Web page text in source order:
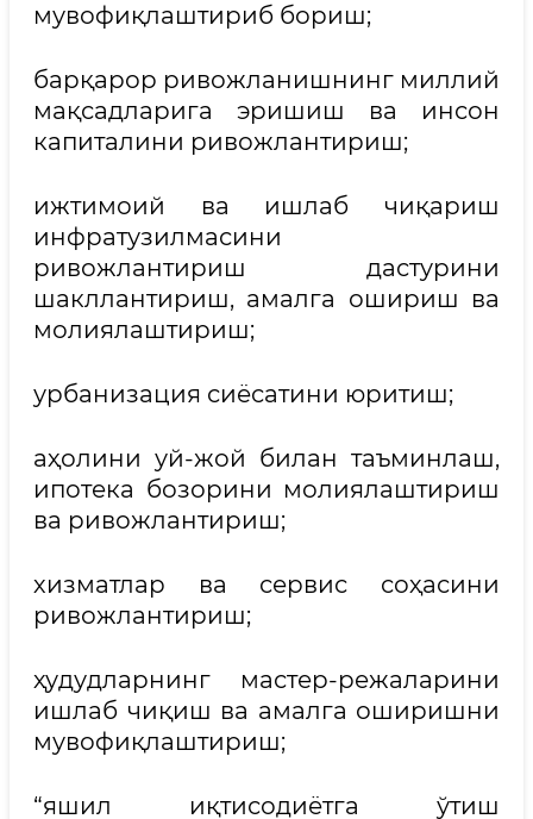
мувофиқлаштириб бориш;
барқарор ривожланишнинг миллий
мақсадларига эришиш ва инсон
капиталини ривожлантириш;
ижтимоий ва ишлаб чиқариш
инфратузилмасини
ривожлантириш дастурини
шакллантириш, амалга ошириш ва
молиялаштириш;
урбанизация сиёсатини юритиш;
аҳолини уй-жой билан таъминлаш,
ипотека бозорини молиялаштириш
ва ривожлантириш;
хизматлар ва сервис соҳасини
ривожлантириш;
ҳудудларнинг мастер-режаларини
ишлаб чиқиш ва амалга оширишни
мувофиқлаштириш;
“яшил иқтисодиётга ўтиш